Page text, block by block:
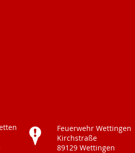
Feuerwehr Wettingen
Kirchstraße
89129 Wettingen